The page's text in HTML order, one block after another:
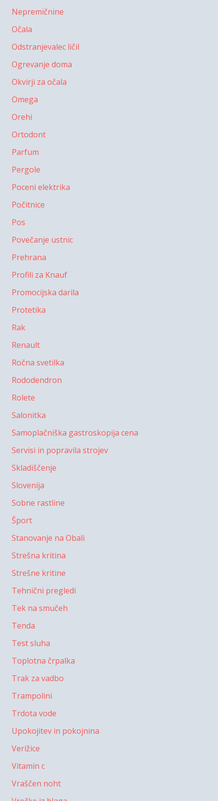
Nepremičnine
Očala
Odstranjevalec ličil
Ogrevanje doma
Okvirji za očala
Omega
Orehi
Ortodont
Parfum
Pergole
Poceni elektrika
Počitnice
Pos
Povečanje ustnic
Prehrana
Profili za Knauf
Promocijska darila
Protetika
Rak
Renault
Ročna svetilka
Rododendron
Rolete
Salonitka
Samoplačniška gastroskopija cena
Servisi in popravila strojev
Skladiščenje
Slovenija
Sobne rastline
Šport
Stanovanje na Obali
Strešna kritina
Strešne kritine
Tehnični pregledi
Tek na smučeh
Tenda
Test sluha
Toplotna črpalka
Trak za vadbo
Trampolini
Trdota vode
Upokojitev in pokojnina
Verižice
Vitamin c
Vraščen noht